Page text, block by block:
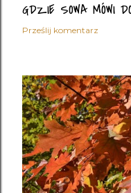
GDZIE SOWA MÓWI
Prześlij komentarz